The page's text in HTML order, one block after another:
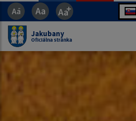
Jakubany
Oficiálna stránka